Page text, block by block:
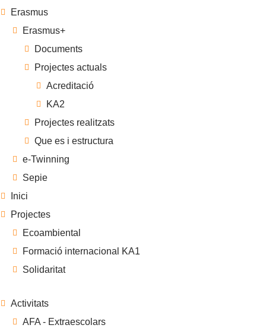
Erasmus
Erasmus+
Documents
Projectes actuals
Acreditació
KA2
Projectes realitzats
Que es i estructura
e-Twinning
Sepie
Inici
Projectes
Ecoambiental
Formació internacional KA1
Solidaritat
Activitats
AFA - Extraescolars